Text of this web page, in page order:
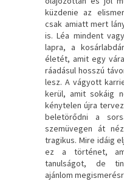
küzdenie az
csak amiatt mert
is. Léa mindent
lapra, a
életét, amit egy
ráadásul hosszú
lesz. A vágyott
kerül, amit sokáig
kénytelen újra
beletörődni a
szemüvegen át
tragikus. Mire idáig
ez a történet,
tanulságot, de
ajánlom